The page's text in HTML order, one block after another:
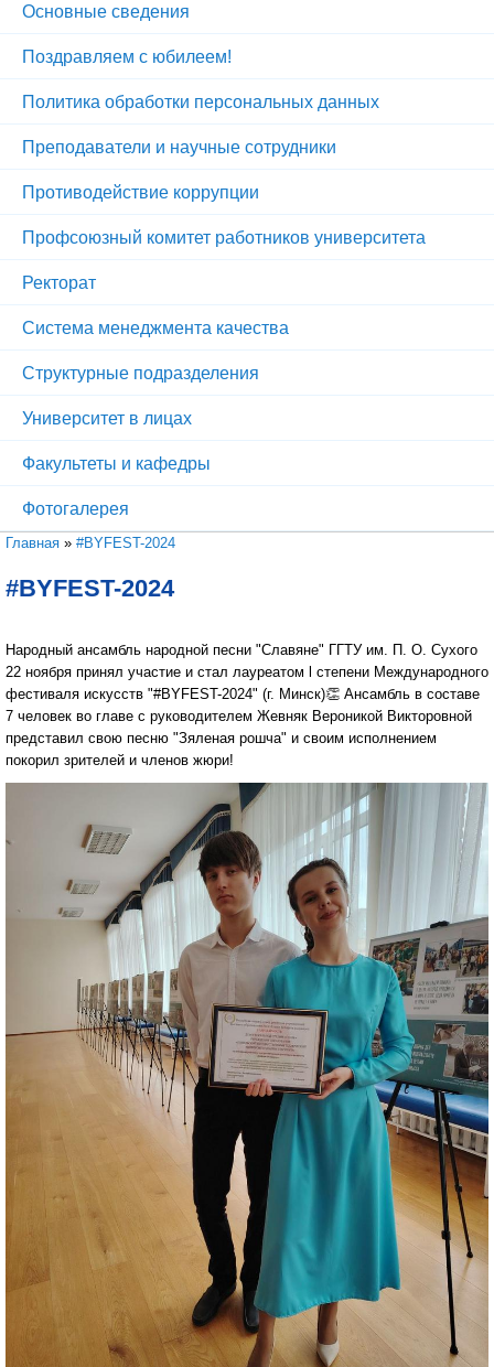
Основные сведения
Поздравляем с юбилеем!
Политика обработки персональных данных
Преподаватели и научные сотрудники
Противодействие коррупции
Профсоюзный комитет работников университета
Ректорат
Система менеджмента качества
Структурные подразделения
Университет в лицах
Факультеты и кафедры
Фотогалерея
Вы здесь
Главная » #BYFEST-2024
#BYFEST-2024
Народный ансамбль народной песни "Славяне" ГГТУ им. П. О. Сухого
22 ноября принял участие и стал лауреатом l степени Международного
фестиваля искусств "#BYFEST-2024" (г. Минск)👏 Ансамбль в составе
7 человек во главе с руководителем Жевняк Вероникой Викторовной
представил свою песню "Зяленая рошча" и своим исполнением
покорил зрителей и членов жюри!